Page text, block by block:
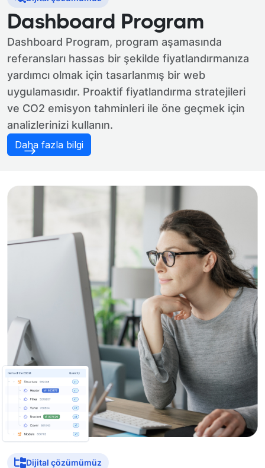
Dashboard Program
Dashboard Program, program aşamasında
referansları hassas bir şekilde fiyatlandırmanıza
yardımcı olmak için tasarlanmış bir web
uygulamasıdır. Proaktif fiyatlandırma stratejileri
ve CO2 emisyon tahminleri ile öne geçmek için
analizlerinizi kullanın.
Daha fazla bilgi
Dijital çözümümüz